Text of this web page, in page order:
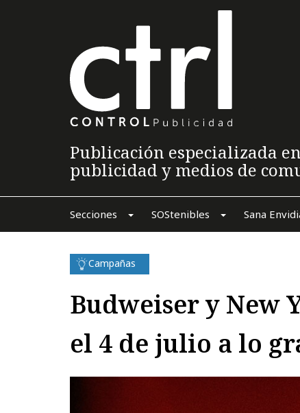
Publicación especializada
publicidad y medios de
Secciones SOStenibles Sana
Campañas
Budweiser y New
el 4 de julio a lo